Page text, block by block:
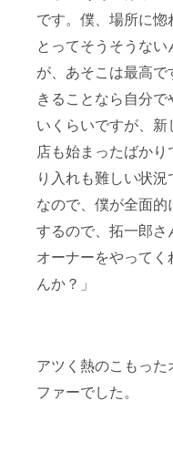
です。僕、場所に惚
とってそうそうない
が、あそこは最高で
きることなら自分で
いくらいですが、新
店も始まったばかり
り入れも難しい状況
なので、僕が全面的
するので、拓一郎さ
オーナーをやってく
んか？」
アツく熱のこもった
ファーでした。